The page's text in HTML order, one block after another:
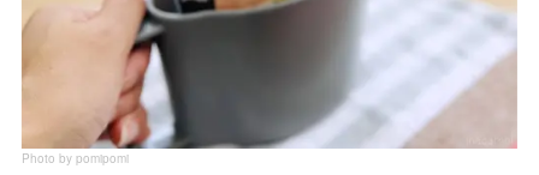
Photo by pomipomi